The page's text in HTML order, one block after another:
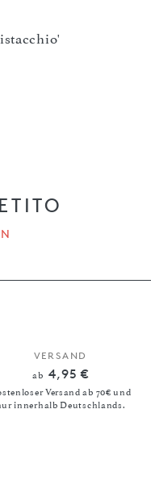
VERSAND
ab 4,95 €
Versand ab 70€ und
innerhalb Deutschlands.